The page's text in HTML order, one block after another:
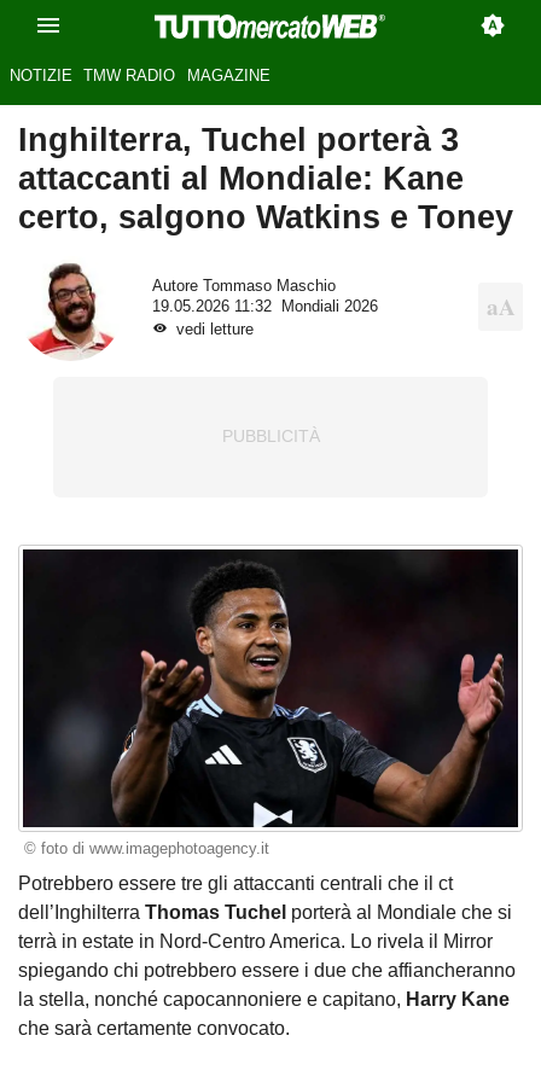
NOTIZIE TMW RADIO MAGAZINE
Inghilterra, Tuchel porterà 3
attaccanti al Mondiale: Kane
certo, salgono Watkins e Toney
Autore
Tommaso Maschio
19.05.2026 11:32
Mondiali 2026
vedi letture
© foto di www.imagephotoagency.it
Potrebbero essere tre gli attaccanti centrali che il ct
dell’Inghilterra Thomas Tuchel porterà al Mondiale che si
terrà in estate in Nord-Centro America. Lo rivela il Mirror
spiegando chi potrebbero essere i due che affiancheranno
la stella, nonché capocannoniere e capitano, Harry Kane
che sarà certamente convocato.